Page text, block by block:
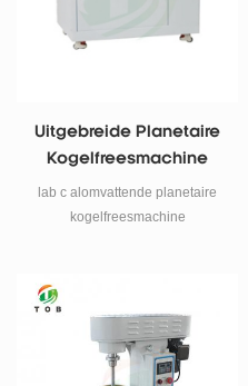
Uitgebreide Planetaire
Kogelfreesmachine
lab c alomvattende planetaire
kogelfreesmachine